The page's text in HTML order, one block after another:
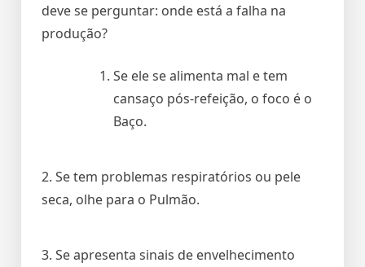
deve se perguntar: onde está a falha na
produção?
Se ele se alimenta mal e tem
cansaço pós-refeição, o foco é o
Baço.
2. Se tem problemas respiratórios ou pele
seca, olhe para o Pulmão.
3. Se apresenta sinais de envelhecimento